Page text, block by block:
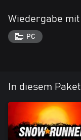
Wiedergabe mit
PC
In diesem Paket